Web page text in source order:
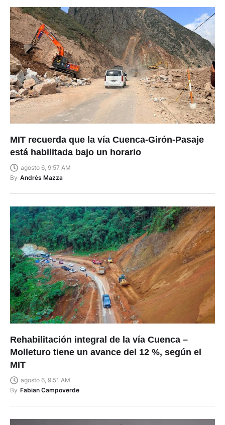
MIT recuerda que la vía Cuenca-Girón-Pasaje
está habilitada bajo un horario
agosto 6, 9:57 AM
By Andrés Mazza
Rehabilitación integral de la vía Cuenca –
Molleturo tiene un avance del 12 %, según el
MIT
agosto 6, 9:51 AM
By Fabian Campoverde